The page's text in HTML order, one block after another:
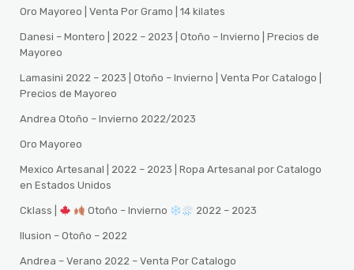
Oro Mayoreo | Venta Por Gramo | 14 kilates
Danesi – Montero | 2022 – 2023 | Otoño – Invierno | Precios de
Mayoreo
Lamasini 2022 – 2023 | Otoño – Invierno | Venta Por Catalogo |
Precios de Mayoreo
Andrea Otoño – Invierno 2022/2023
Oro Mayoreo
Mexico Artesanal | 2022 – 2023 | Ropa Artesanal por Catalogo
en Estados Unidos
Cklass | Otoño – Invierno 2022 – 2023
Ilusion – Otoño – 2022
Andrea – Verano 2022 – Venta Por Catalogo